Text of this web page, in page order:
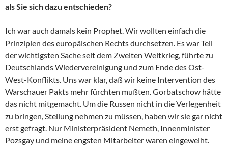
als Sie sich dazu entschieden?
Ich war auch damals kein Prophet. Wir wollten einfach die
Prinzipien des europäischen Rechts durchsetzen. Es war Teil
der wichtigsten Sache seit dem Zweiten Weltkrieg, führte zu
Deutschlands Wiedervereinigung und zum Ende des Ost-
West-Konflikts. Uns war klar, daß wir keine Intervention des
Warschauer Pakts mehr fürchten mußten. Gorbatschow hätte
das nicht mitgemacht. Um die Russen nicht in die Verlegenheit
zu bringen, Stellung nehmen zu müssen, haben wir sie gar nicht
erst gefragt. Nur Ministerpräsident Nemeth, Innenminister
Pozsgay und meine engsten Mitarbeiter waren eingeweiht.